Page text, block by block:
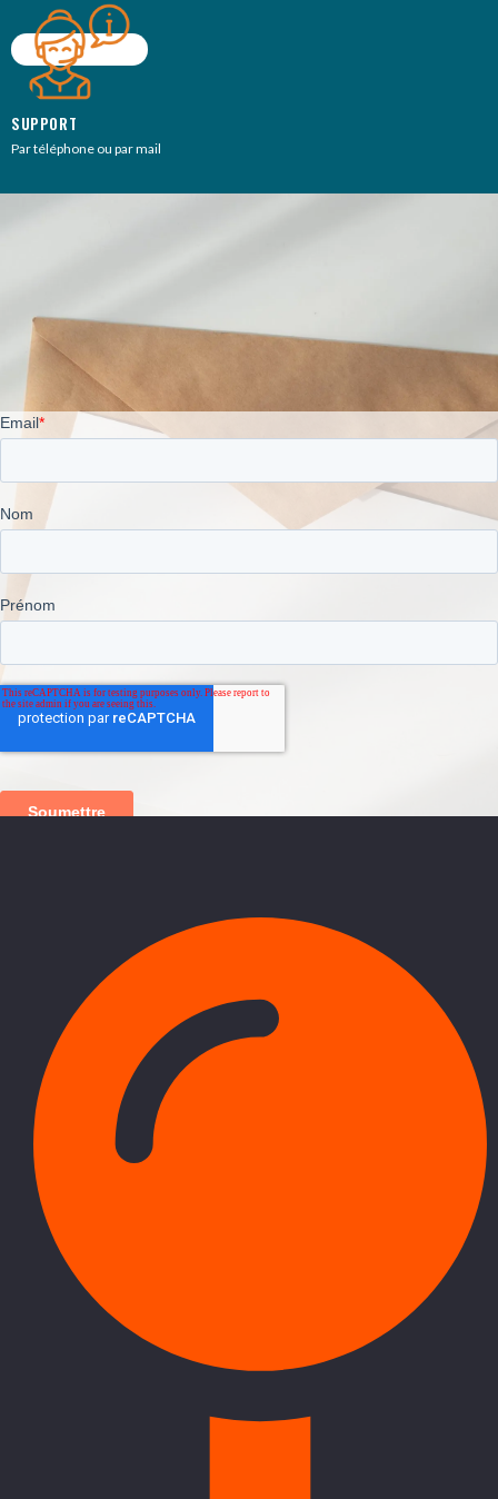
SUPPORT
Par téléphone ou par mail